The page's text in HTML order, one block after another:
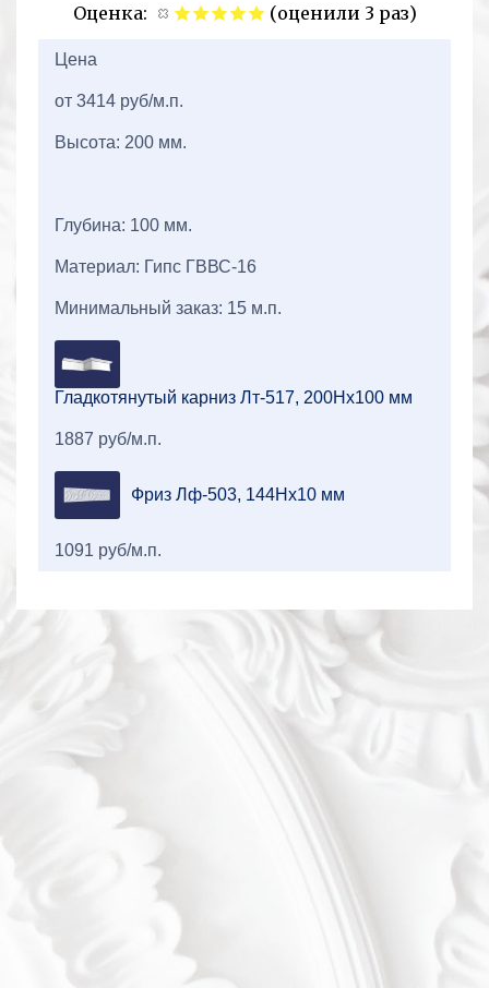
Оценка:
(оценили 3 раз)
Цена
от 3414 руб/м.п.
Высота: 200 мм.
Глубина: 100 мм.
Материал: Гипс ГВВС-16
Минимальный заказ: 15 м.п.
Гладкотянутый карниз Лт-517, 200Hx100 мм
1887 руб/м.п.
Фриз Лф-503, 144Hx10 мм
1091 руб/м.п.